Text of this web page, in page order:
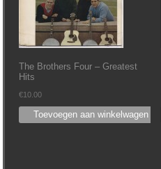
The Brothers Four – Greatest
Hits
€10.00
Toevoegen aan winkelwagen